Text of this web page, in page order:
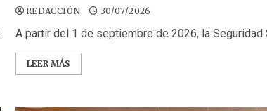
REDACCIÓN 30/07/2026
A partir del 1 de septiembre de 2026, la Seguridad
LEER MÁS